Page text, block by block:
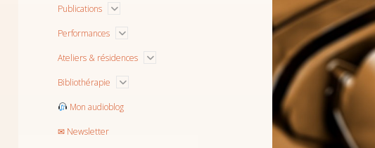
Publications
Ouvrir
menu
Performances
Ouvrir
menu
Ateliers & résidences
Ouvrir
Bibliothérapie
Ouvrir
menu
Mon audioblog
✉ Newsletter